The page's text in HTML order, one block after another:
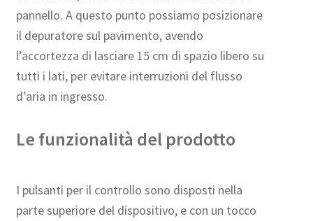
pannello. A questo punto possiamo posizionare
il depuratore sul pavimento, avendo
l’accortezza di lasciare 15 cm di spazio libero su
tutti i lati, per evitare interruzioni del flusso
d’aria in ingresso.
Le funzionalità del prodotto
I pulsanti per il controllo sono disposti nella
parte superiore del dispositivo, e con un tocco